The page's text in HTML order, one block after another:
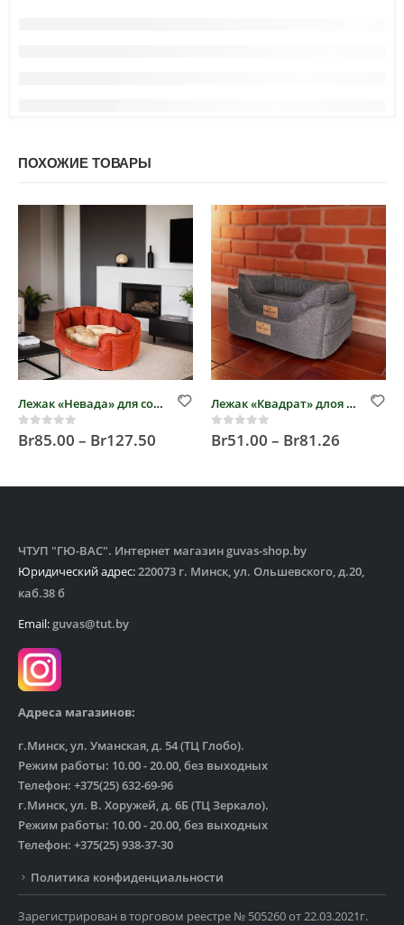
ПОХОЖИЕ ТОВАРЫ
Лежак «Невада» для собак
0out of 5
Br85.00 – Br127.50
Лежак «Квадрат» длоя кошек и собак из мебельной ткани
0out of 5
Br51.00 – Br81.26
ЧТУП "ГЮ-ВАС". Интернет магазин guvas-shop.by
Юридический адрес:220073 г. Минск, ул. Ольшевского, д.20,
каб.38 б
Email:guvas@tut.by
Адреса магазинов:
г.Минск, ул. Уманская, д. 54 (ТЦ Глобо).
Режим работы: 10.00 - 20.00, без выходных
Телефон: +375(25) 632-69-96
г.Минск, ул. В. Хоружей, д. 6Б (ТЦ Зеркало).
Режим работы: 10.00 - 20.00, без выходных
Телефон: +375(25) 938-37-30
Политика конфиденциальности
Зарегистрирован в торговом реестре № 505260 от 22.03.2021г.